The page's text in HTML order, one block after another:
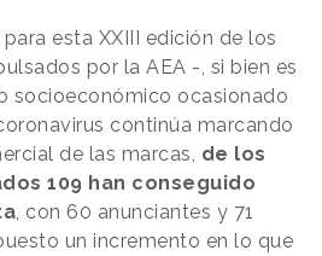
esta XXIII edición de los
por la AEA -, si bien es
socioeconómico ocasionado
continúa marcando
de las marcas, de los
109 han conseguido
, con 60 anunciantes y 71
un incremento en lo que